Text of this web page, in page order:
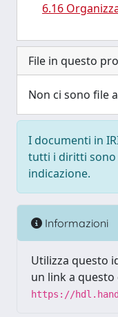
6.16
File in questo
Non ci sono file
I documenti in
tutti i diritti sono
indicazione.
Informazioni
Utilizza questo
un link a
https://